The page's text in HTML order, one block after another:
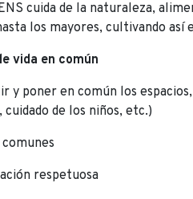
cuida de la naturaleza,
los mayores, cultivando así
vida en común
y poner en común los
cuidado de los niños, etc.)
respetuosa